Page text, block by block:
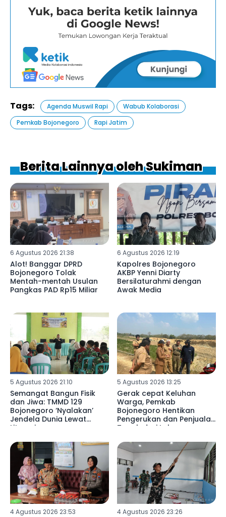
Tags: Agenda Muswil Rapi
Wabub Kolaborasi
Pemkab Bojonegoro
Rapi Jatim
Berita Lainnya oleh Sukiman
6 Agustus 2026 21:38
Alot! Banggar DPRD
Bojonegoro Tolak
Mentah-mentah Usulan
Pangkas PAD Rp15 Miliar
6 Agustus 2026 12:19
Kapolres Bojonegoro
AKBP Yenni Diarty
Bersilaturahmi dengan
Awak Media
5 Agustus 2026 21:10
Semangat Bangun Fisik
dan Jiwa: TMMD 129
Bojonegoro ‘Nyalakan’
Jendela Dunia Lewat
Literasi
5 Agustus 2026 13:25
Gerak cepat Keluhan
Warga, Pemkab
Bojonegoro Hentikan
Pengerukan dan Penjualan
Tanah dari Lahan
4 Agustus 2026 23:53 4 Agustus 2026 23:26